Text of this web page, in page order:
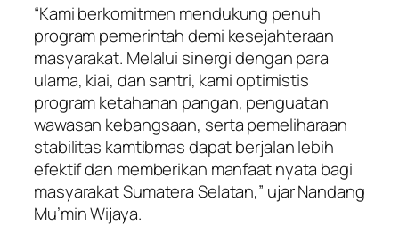
“Kami berkomitmen mendukung penuh
program pemerintah demi kesejahteraan
masyarakat. Melalui sinergi dengan para
ulama, kiai, dan santri, kami optimistis
program ketahanan pangan, penguatan
wawasan kebangsaan, serta pemeliharaan
stabilitas kamtibmas dapat berjalan lebih
efektif dan memberikan manfaat nyata bagi
masyarakat Sumatera Selatan,” ujar Nandang
Mu’min Wijaya.